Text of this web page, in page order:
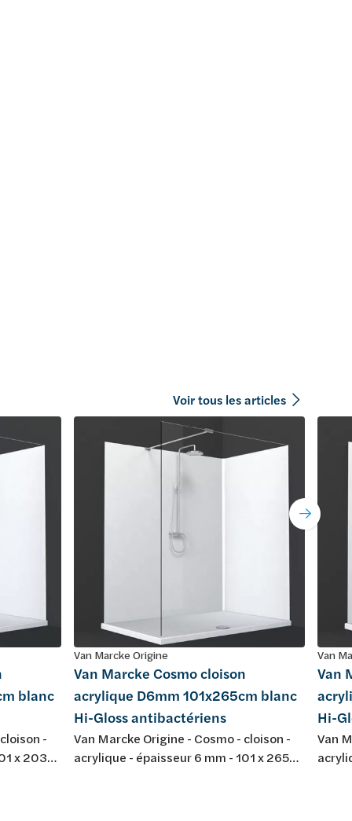
Voir tous les articles
blanc
-
x 203
Van Marcke Origine
Van Marcke Cosmo cloison
acrylique D6mm 101x265cm blanc
Hi-Gloss antibactériens
Van Marcke Origine - Cosmo - cloison -
acrylique - épaisseur 6 mm - 101 x 265
Van
Van
Hi-
Van